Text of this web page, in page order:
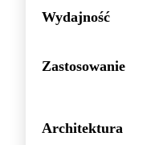
Wydajność
Zastosowanie
Architektura